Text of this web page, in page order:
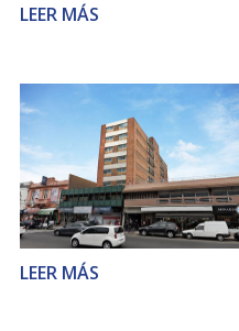
LEER MÁS
LEER MÁS